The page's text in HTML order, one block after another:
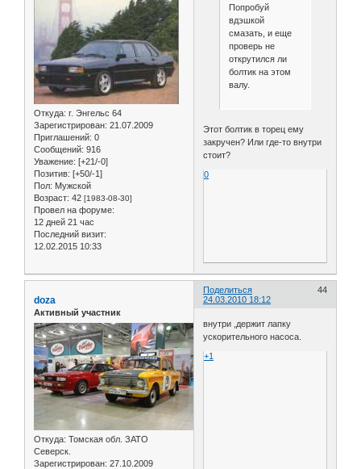
Откуда: г. Энгельс 64
Зарегистрирован: 21.07.2009
Приглашений: 0
Сообщений: 916
Уважение: [+21/-0]
Позитив: [+50/-1]
Пол: Мужской
Возраст: 42 [1983-08-30]
Провел на форуме:
12 дней 21 час
Последний визит:
12.02.2015 10:33
Попробуй
вдэшкой
смазать, и еще
проверь не
открутился ли
болтик на этом
валу.
Этот болтик в торец ему
закручен? Или где-то внутри
стоит?
0
Поделиться
44
24.03.2010 18:12
doza
Активный участник
Откуда: Томская обл. ЗАТО
Северск.
Зарегистрирован: 27.10.2009
внутри ,держит лапку
ускорительного насоса.
+1